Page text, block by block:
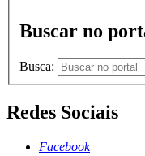
Buscar no
Busca:
Redes Sociais
Facebook